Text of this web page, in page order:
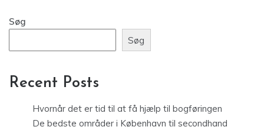
Søg
Søg
Recent Posts
Hvornår det er tid til at få hjælp til bogføringen
De bedste områder i København til secondhand